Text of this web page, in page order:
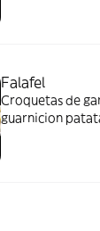
Falafel
Croquetas de
guarnicion